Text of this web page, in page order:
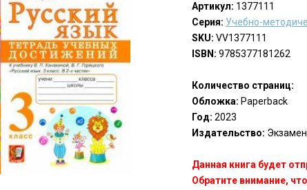
Артикул: 1377111
Серия: Учебно-
SKU: VV1377111
ISBN: 9785377181262
Количество страниц:
Обложка: Paperback
Год: 2023
Издательство:
Данная книга будет
Обратите внимание,